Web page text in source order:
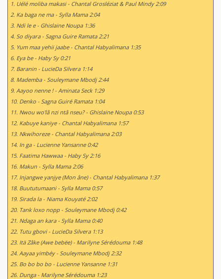
1. Uélé moliba makasi - Chantal Grosléziat & Paul Mindy 2:09
2. Ka baga ne ma - Sylla Mama 2:04
3. Ndi le e - Ghislaine Noupa 1:36
4. So diyara - Sagna Guire Ramata 2:21
5. Yum maa yehii jaabe - Chantal Habyalimana 1:35
6. Eya be - Haby Sy 0:21
7. Baranin - LucieDa Silvera 1:14
8. Mademba - Souleymane Mbodj 2:44
9. Aayoo nenne ! - Aminata Seck 1:29
10. Denko - Sagna Guiré Ramata 1:04
11. Nwou wo'lâ nzi ntâ nseu? - Ghislaine Noupa 0:53
12. Kabuye kaniye - Chantal Habyalimana 1:57
13. Nkwihoreze - Chantal Habyalimana 2:03
14. In ga - Lucienne Yansanne 0:42
15. Faatima Hawwaa - Haby Sy 2:16
16. Makun - Sylla Mama 2:06
17. Injangwe yanjye (Mon âne) - Chantal Habyalimana 1:37
18. Buututumaani - Sylla Mama 0:57
19. Sirada la - Niama Kouyaté 2:02
20. Tank loxo nopp - Souleymane Mbodj 0:42
21. Ndaga an kara - Sylla Mama 0:40
22. Tutu gbovi - LucieDa Silvera 1:13
23. Itä Zâke (Awe bebëe) - Marilyne Sérédouma 1:48
24. Aayaa yimbéy - Souleymane Mbodj 2:32
25. Bo bo bo bo - Lucienne Yansanne 1:31
26. Dunga - Marilyne Sérédouma 1:23